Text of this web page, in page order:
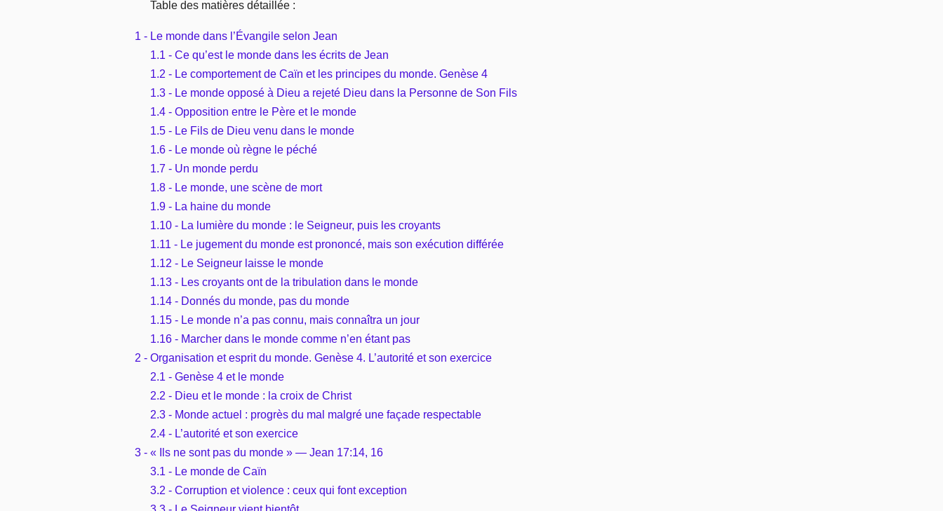
Mariage, famille
Table des matières détaillée :
1 - Le monde dans l’Évangile selon Jean
1.1 - Ce qu’est le monde dans les écrits de Jean
1.2 - Le comportement de Caïn et les principes du monde. Genèse 4
1.3 - Le monde opposé à Dieu a rejeté Dieu dans la Personne de Son Fils
1.4 - Opposition entre le Père et le monde
1.5 - Le Fils de Dieu venu dans le monde
1.6 - Le monde où règne le péché
1.7 - Un monde perdu
1.8 - Le monde, une scène de mort
1.9 - La haine du monde
1.10 - La lumière du monde : le Seigneur, puis les croyants
1.11 - Le jugement du monde est prononcé, mais son exécution différée
1.12 - Le Seigneur laisse le monde
1.13 - Les croyants ont de la tribulation dans le monde
1.14 - Donnés du monde, pas du monde
1.15 - Le monde n’a pas connu, mais connaîtra un jour
1.16 - Marcher dans le monde comme n’en étant pas
2 - Organisation et esprit du monde. Genèse 4. L’autorité et son exercice
2.1 - Genèse 4 et le monde
2.2 - Dieu et le monde : la croix de Christ
2.3 - Monde actuel : progrès du mal malgré une façade respectable
2.4 - L’autorité et son exercice
3 - « Ils ne sont pas du monde » — Jean 17:14, 16
3.1 - Le monde de Caïn
3.2 - Corruption et violence : ceux qui font exception